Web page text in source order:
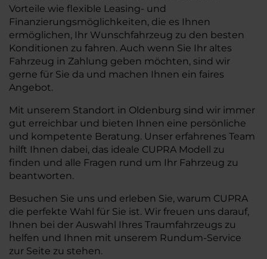
Vorteile wie flexible Leasing- und
Finanzierungsmöglichkeiten, die es Ihnen
ermöglichen, Ihr Wunschfahrzeug zu den besten
Konditionen zu fahren. Auch wenn Sie Ihr altes
Fahrzeug in Zahlung geben möchten, sind wir
gerne für Sie da und machen Ihnen ein faires
Angebot.
Mit unserem Standort in Oldenburg sind wir immer
gut erreichbar und bieten Ihnen eine persönliche
und kompetente Beratung. Unser erfahrenes Team
hilft Ihnen dabei, das ideale CUPRA Modell zu
finden und alle Fragen rund um Ihr Fahrzeug zu
beantworten.
Besuchen Sie uns und erleben Sie, warum CUPRA
die perfekte Wahl für Sie ist. Wir freuen uns darauf,
Ihnen bei der Auswahl Ihres Traumfahrzeugs zu
helfen und Ihnen mit unserem Rundum-Service
zur Seite zu stehen.